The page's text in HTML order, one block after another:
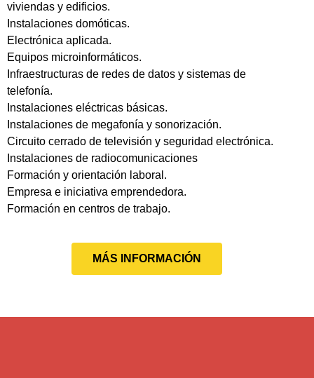
viviendas y edificios.
Instalaciones domóticas.
Electrónica aplicada.
Equipos microinformáticos.
Infraestructuras de redes de datos y sistemas de
telefonía.
Instalaciones eléctricas básicas.
Instalaciones de megafonía y sonorización.
Circuito cerrado de televisión y seguridad electrónica.
Instalaciones de radiocomunicaciones
Formación y orientación laboral.
Empresa e iniciativa emprendedora.
Formación en centros de trabajo.
MÁS INFORMACIÓN